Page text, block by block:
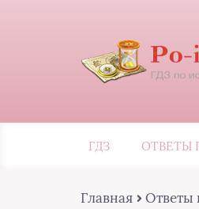
ГДЗ ОТВЕТЫ
Главная Ответы